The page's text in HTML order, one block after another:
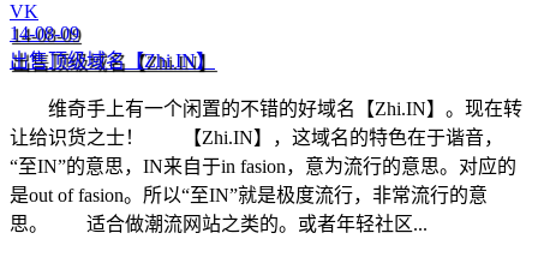
VK
14-08-09
出售顶级域名【Zhi.IN】
维奇手上有一个闲置的不错的好域名【Zhi.IN】。现在转
让给识货之士！ 【Zhi.IN】，这域名的特色在于谐音，
“至IN”的意思，IN来自于in fasion，意为流行的意思。对应的
是out of fasion。所以“至IN”就是极度流行，非常流行的意
思。 适合做潮流网站之类的。或者年轻社区...